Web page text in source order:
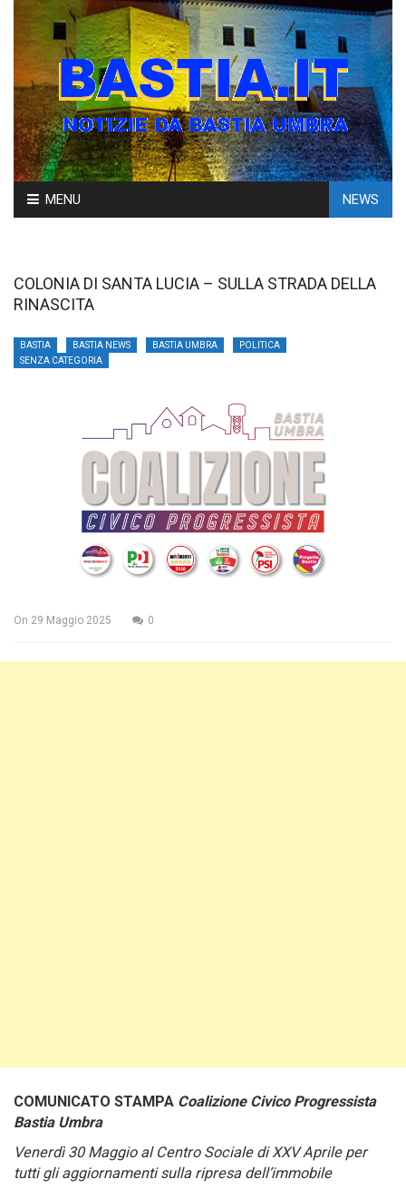
Skip
to
MENU NEWS
COLONIA DI SANTA LUCIA – SULLA STRADA DELLA
RINASCITA
BASTIA BASTIA NEWS BASTIA UMBRA
POLITICA
SENZA CATEGORIA
On 29 Maggio 2025 0
COMUNICATO STAMPA Coalizione Civico Progressista
Bastia Umbra
Venerdì 30 Maggio al Centro Sociale di XXV Aprile per
tutti gli aggiornamenti sulla ripresa dell’immobile